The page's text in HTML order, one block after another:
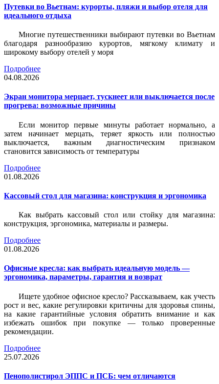
Путевки во Вьетнам: курорты, пляжи и выбор отеля для
идеального отдыха
Многие путешественники выбирают путевки во Вьетнам
благодаря разнообразию курортов, мягкому климату и
широкому выбору отелей у моря
Подробнее
04.08.2026
Экран монитора мерцает, тускнеет или выключается после
прогрева: возможные причины
Если монитор первые минуты работает нормально, а
затем начинает мерцать, теряет яркость или полностью
выключается, важным диагностическим признаком
становится зависимость от температуры
Подробнее
01.08.2026
Кассовый стол для магазина: конструкция и эргономика
Как выбрать кассовый стол или стойку для магазина:
конструкция, эргономика, материалы и размеры.
Подробнее
01.08.2026
Офисные кресла: как выбрать идеальную модель —
эргономика, параметры, гарантия и возврат
Ищете удобное офисное кресло? Рассказываем, как учесть
рост и вес, какие регулировки критичны для здоровья спины,
на какие гарантийные условия обратить внимание и как
избежать ошибок при покупке — только проверенные
рекомендации.
Подробнее
25.07.2026
Пенополистирол ЭППС и ПСБ: чем отличаются